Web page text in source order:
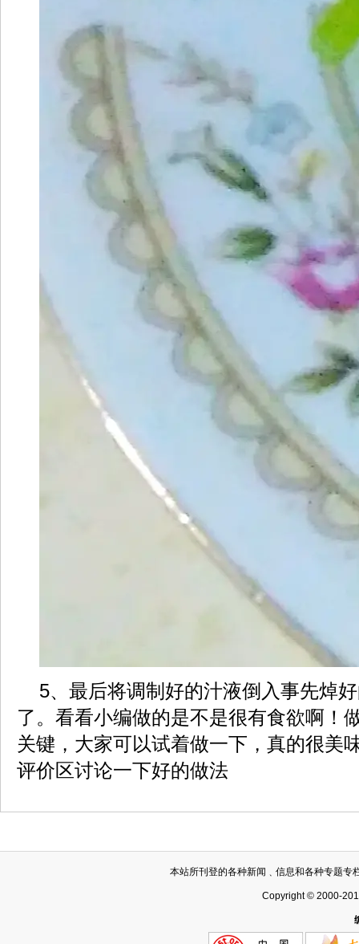
5、最后将调制好的汁液倒入事先焯
了。看看小编做的是不是很有食欲啊！
关键，大家可以试着做一下，真的很美
评价区讨论一下好的做法
本站所刊登的各种新闻﹑信息和各种专题专
Copyright © 2000-